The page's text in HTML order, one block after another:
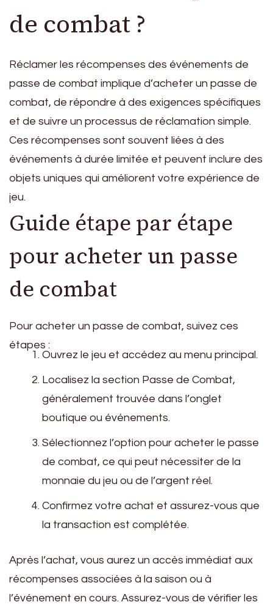
de combat ?
Réclamer les récompenses des événements de
passe de combat implique d’acheter un passe de
combat, de répondre à des exigences spécifiques
et de suivre un processus de réclamation simple.
Ces récompenses sont souvent liées à des
événements à durée limitée et peuvent inclure des
objets uniques qui améliorent votre expérience de
jeu.
Guide étape par étape
pour acheter un passe
de combat
Pour acheter un passe de combat, suivez ces
étapes :
Ouvrez le jeu et accédez au menu principal.
Localisez la section Passe de Combat,
généralement trouvée dans l’onglet
boutique ou événements.
Sélectionnez l’option pour acheter le passe
de combat, ce qui peut nécessiter de la
monnaie du jeu ou de l’argent réel.
Confirmez votre achat et assurez-vous que
la transaction est complétée.
Après l’achat, vous aurez un accès immédiat aux
récompenses associées à la saison ou à
l’événement en cours. Assurez-vous de vérifier les